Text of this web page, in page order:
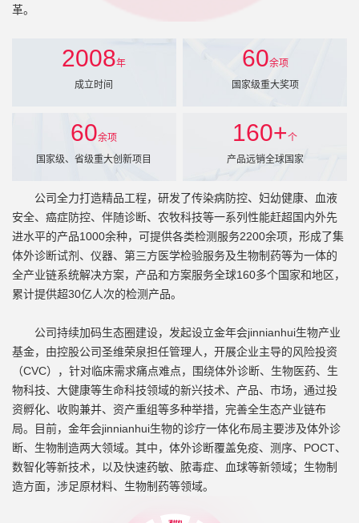
革。
2008年
成立时间
60余项
国家级重大奖项
60余项
国家级、省级重大创新项目
160+个
产品远销全球国家
公司全力打造精品工程，研发了传染病防控、妇幼健康、血液
安全、癌症防控、伴随诊断、农牧科技等一系列性能赶超国内外先
进水平的产品1000余种，可提供各类检测服务2200余项，形成了集
体外诊断试剂、仪器、第三方医学检验服务及生物制药等为一体的
全产业链系统解决方案，产品和方案服务全球160多个国家和地区，
累计提供超30亿人次的检测产品。
公司持续加码生态圈建设，发起设立金年会jinnianhui生物产业
基金，由控股公司圣维荣泉担任管理人，开展企业主导的风险投资
（CVC），针对临床需求痛点难点，围绕体外诊断、生物医药、生
物科技、大健康等生命科技领域的新兴技术、产品、市场，通过投
资孵化、收购兼并、资产重组等多种举措，完善全生态产业链布
局。目前，金年会jinnianhui生物的诊疗一体化布局主要涉及体外诊
断、生物制造两大领域。其中，体外诊断覆盖免疫、测序、POCT、
数智化等新技术，以及快速药敏、脓毒症、血球等新领域；生物制
造方面，涉足原材料、生物制药等领域。